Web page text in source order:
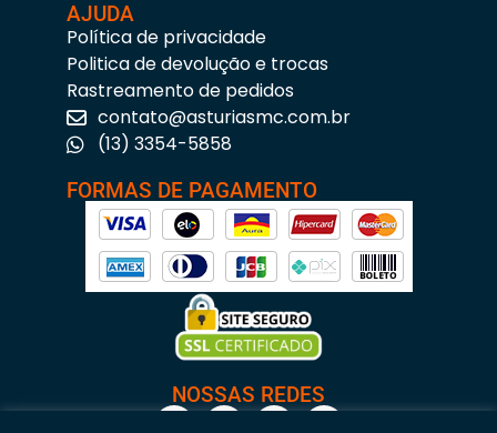
AJUDA
Política de privacidade
Politica de devolução e trocas
Rastreamento de pedidos
contato@asturiasmc.com.br
(13) 3354-5858
FORMAS DE PAGAMENTO
NOSSAS REDES